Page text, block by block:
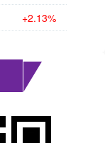
+2.13%